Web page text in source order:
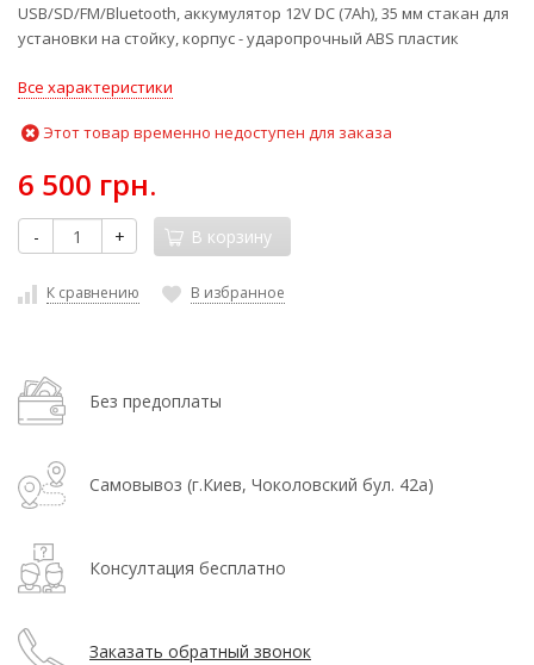
USB/SD/FM/Bluetooth, аккумулятор 12V DC (7Ah), 35 мм стакан для
установки на стойку, корпус - ударопрочный ABS пластик
Все характеристики
Этот товар временно недоступен для заказа
6 500 грн.
- + В корзину
К сравнению В избранное
Без предоплаты
Самовывоз (г.Киев, Чоколовский бул. 42а)
Консултация бесплатно
Заказать обратный звонок